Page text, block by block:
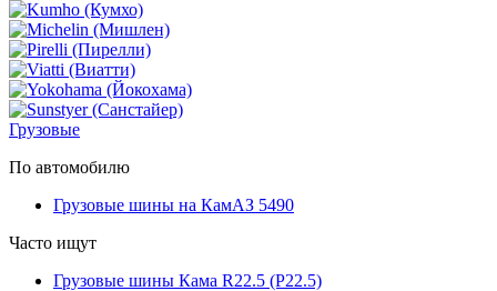
Грузовые
По автомобилю
Грузовые шины на КамАЗ 5490
Часто ищут
Грузовые шины Кама R22.5 (Р22.5)